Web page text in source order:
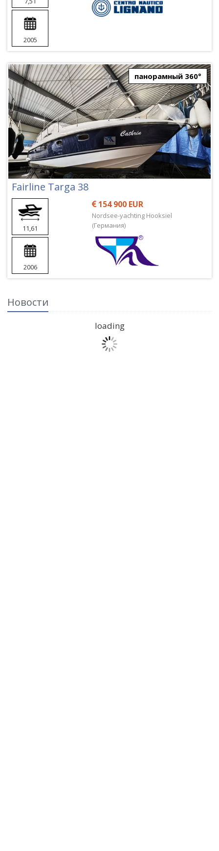
2005
панорамный 360°
Fairline Targa 38
11,61
2006
154 900 EUR
Nordsee-yachting Hooksiel
(Германия)
Новости
loading